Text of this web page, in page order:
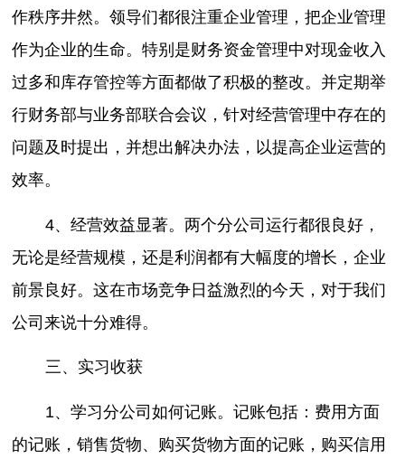
作秩序井然。领导们都很注重企业管理，把企业管理
作为企业的生命。特别是财务资金管理中对现金收入
过多和库存管控等方面都做了积极的整改。并定期举
行财务部与业务部联合会议，针对经营管理中存在的
问题及时提出，并想出解决办法，以提高企业运营的
效率。
4、经营效益显著。两个分公司运行都很良好，
无论是经营规模，还是利润都有大幅度的增长，企业
前景良好。这在市场竞争日益激烈的今天，对于我们
公司来说十分难得。
三、实习收获
1、学习分公司如何记账。记账包括：费用方面
的记账，销售货物、购买货物方面的记账，购买信用